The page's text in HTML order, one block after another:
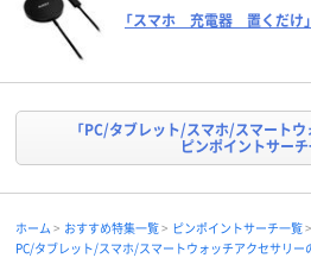
「スマホ 充電器 置くだけ
「PC/タブレット/スマホ/スマートウ
ピンポイントサー
ホーム おすすめ特集一覧
ピンポイントサーチ一覧
PC/タブレット/スマホ/スマートウォッチアクセサリー